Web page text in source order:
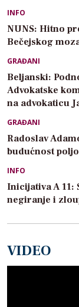
INFO
NUNS: Hitno
Bečejskog
GRAĐANI
Beljanski:
Advokatske
na advokaticu
GRAĐANI
Radoslav
budućnost
INFO
Inicijativa A 11:
negiranje i
VIDEO